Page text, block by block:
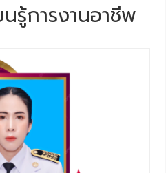
นรู้การงานอาชีพ